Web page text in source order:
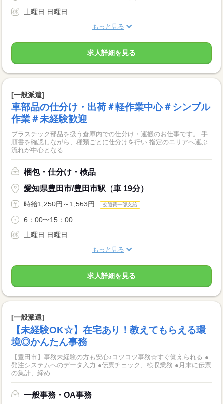
土曜日 日曜日
もっと見る
求人詳細を見る
[一般派遣]
車部品の仕分け・出荷＃軽作業中心＃シンプル
作業＃未経験歓迎
プラスチック部品を扱う倉庫内での仕分け・運搬のお仕事です。 手
順書を確認しながら、種類ごとに仕分けを行い 指定のエリアへ運ぶ
流れが中心となる...
梱包・仕分け・検品
愛知県豊田市/豊田市駅（車 19分）
時給1,250円～1,563円 交通費一部支給
6：00〜15：00
土曜日 日曜日
もっと見る
求人詳細を見る
[一般派遣]
【未経験OK☆】在宅あり！教えてもらえる環
境◎かんたん事務
【豊田市】事務未経験の方も安心♪コツコツ事務☆すぐ覚えられる ●
発注システムへのデータ入力 ●伝票チェック、検収業務 ●月末に伝票
の集計、締め...
一般事務・OA事務